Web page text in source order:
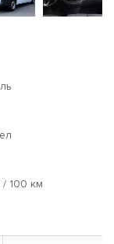
/ 100 км